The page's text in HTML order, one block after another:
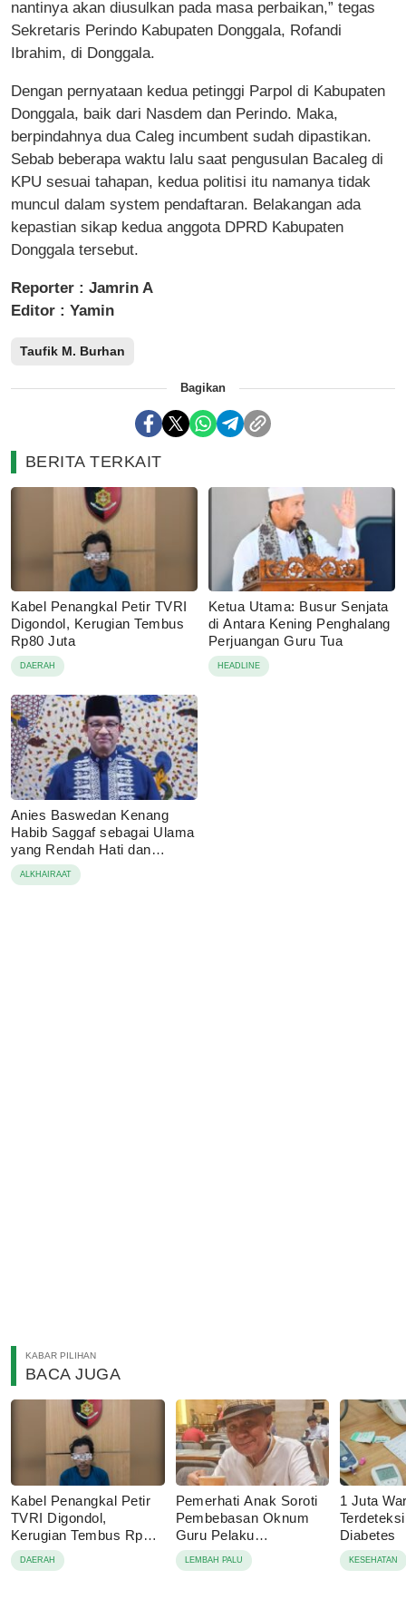
nantinya akan diusulkan pada masa perbaikan,” tegas
Sekretaris Perindo Kabupaten Donggala, Rofandi
Ibrahim, di Donggala.
Dengan pernyataan kedua petinggi Parpol di Kabupaten
Donggala, baik dari Nasdem dan Perindo. Maka,
berpindahnya dua Caleg incumbent sudah dipastikan.
Sebab beberapa waktu lalu saat pengusulan Bacaleg di
KPU sesuai tahapan, kedua politisi itu namanya tidak
muncul dalam system pendaftaran. Belakangan ada
kepastian sikap kedua anggota DPRD Kabupaten
Donggala tersebut.
Reporter : Jamrin A
Editor : Yamin
Taufik M. Burhan
Bagikan
BERITA TERKAIT
Kabel Penangkal Petir TVRI
Digondol, Kerugian Tembus
Rp80 Juta
DAERAH
Ketua Utama: Busur Senjata
di Antara Kening Penghalang
Perjuangan Guru Tua
HEADLINE
Anies Baswedan Kenang
Habib Saggaf sebagai Ulama
yang Rendah Hati dan
Perekat Umat
ALKHAIRAAT
KABAR PILIHAN
BACA JUGA
Kabel Penangkal Petir
TVRI Digondol,
Kerugian Tembus Rp80
Juta
DAERAH
Pemerhati Anak Soroti
Pembebasan Oknum
Guru Pelaku
Pencabulan, Desak
Proses Hukum
LEMBAH PALU
1 Juta
Diabetes
KESEHATAN